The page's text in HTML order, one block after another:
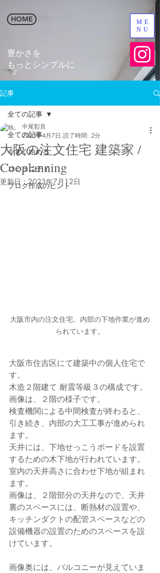
HOME
​豊かさを
​もっとシンプルに
ME
NU
記事
全ての記事
今すぐ始める
コミュニティ
ブログ作成のヒント
全ての記事
大阪の注文住宅 建築家 /
Cooplanning
中尾彰良
2023年4月7日 読了時間: 2分
更新日：2023年7月12日
大阪市内の注文住宅。内部の下地作業が進め
られています。
大阪市住吉区にて建築中の個人住宅で
す。
木造２階建て 耐震等級３の構成です。
画像は、２階の様子です。
検査機関による中間検査が終わると、
引き続き、内部の大工工事が進められ
ます。
天井には、下地せっこうボードを設置
するための木下地が行われています。
室内の天井高さに合わせ下地が組まれ
ます。
画像は、２階部分の天井なので、天井
裏のスペースには、断熱材の設置や、
キッチンダクトの配管スペースなどの
設備機器の設置のためのスペースを設
けています。
画像奥には、バルコニーが見えていま